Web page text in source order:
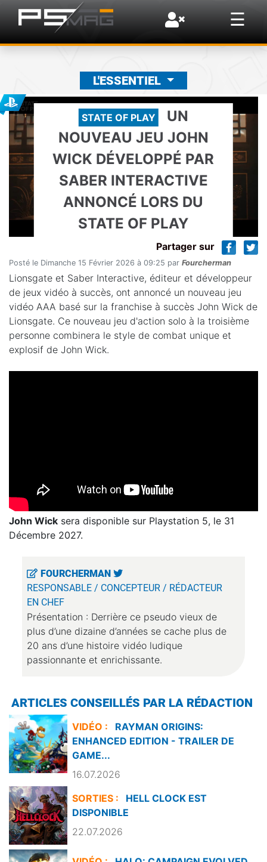
☰
×
L'ESSENTIEL
STATE OF PLAY
UN
NOUVEAU JEU JOHN
WICK DÉVELOPPÉ PAR
SABER INTERACTIVE
ANNONCÉ LORS DU
STATE OF PLAY
Partager sur
Posté le Dimanche 15 Février 2026 à 09:25 par Fourcherman
Lionsgate et Saber Interactive, éditeur et développeur
de jeux vidéo à succès, ont annoncé un nouveau jeu
vidéo AAA basé sur la franchise à succès John Wick de
Lionsgate. Ce nouveau jeu d'action solo à la troisième
personne combinera le style de combat unique et
explosif de John Wick.
John Wick sera disponible sur Playstation 5, le 31
Décembre 2027.
FOURCHERMAN
RESPONSABLE / CONCEPTEUR / RÉDACTEUR
EN CHEF
Présentation : Derrière ce pseudo vieux de
plus d’une dizaine d’années se cache plus de
20 ans d’une histoire vidéo ludique
passionnante et enrichissante.
ARTICLES CONSEILLÉS PAR LA RÉDACTION
VIDÉO :
RAYMAN ORIGINS:
ENHANCED EDITION - TRAILER DE
GAME...
16.07.2026
SORTIES :
HELL CLOCK EST
DISPONIBLE
22.07.2026